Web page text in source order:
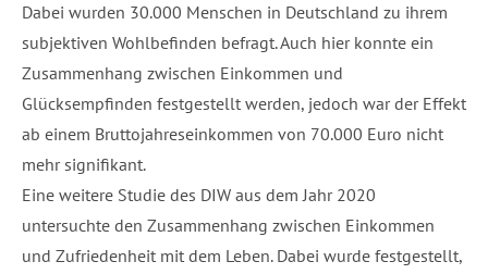
Dabei wurden 30.000 Menschen in Deutschland zu ihrem
subjektiven Wohlbefinden befragt. Auch hier konnte ein
Zusammenhang zwischen Einkommen und
Glücksempfinden festgestellt werden, jedoch war der Effekt
ab einem Bruttojahreseinkommen von 70.000 Euro nicht
mehr signifikant.
Eine weitere Studie des DIW aus dem Jahr 2020
untersuchte den Zusammenhang zwischen Einkommen
und Zufriedenheit mit dem Leben. Dabei wurde festgestellt,